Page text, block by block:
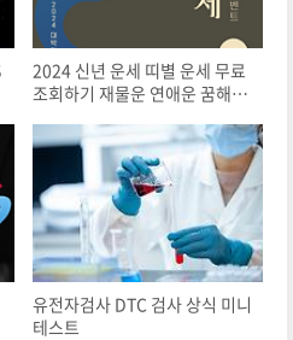
2024 신년 운세 띠별 운세 무료
조회하기 재물운 연애운 꿈해몽
유전자검사 DTC 검사 상식 미니
테스트